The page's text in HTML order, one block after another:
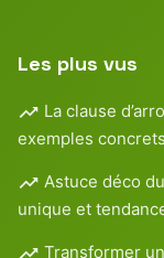
Les plus vus
La clause
exemples concrets
Astuce déco
unique et
Transformer